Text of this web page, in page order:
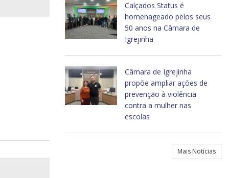
Calçados Status é
homenageado pelos seus
50 anos na Câmara de
Igrejinha
Câmara de Igrejinha
propõe ampliar ações de
prevenção à violência
contra a mulher nas
escolas
Mais Notícias